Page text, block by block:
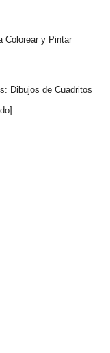
Colorear y Pintar
Dibujos de Cuadritos